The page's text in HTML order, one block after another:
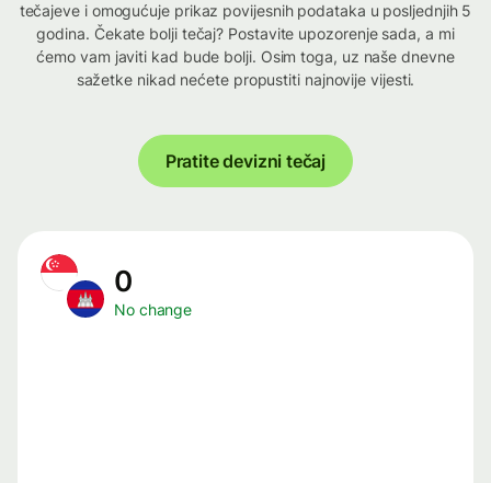
tečajeve i omogućuje prikaz povijesnih podataka u posljednjih 5
godina. Čekate bolji tečaj? Postavite upozorenje sada, a mi
ćemo vam javiti kad bude bolji. Osim toga, uz naše dnevne
sažetke nikad nećete propustiti najnovije vijesti.
Pratite devizni tečaj
0
No change